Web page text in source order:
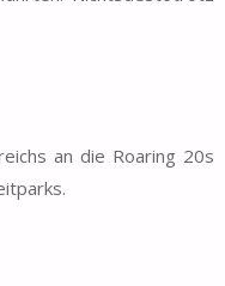
an die Roaring 20s